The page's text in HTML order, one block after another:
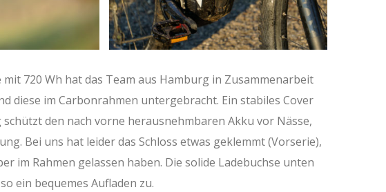
720 Wh hat das Team aus Hamburg in Zusammenarbeit
diese im Carbonrahmen untergebracht. Ein stabiles Cover
schützt den nach vorne herausnehmbaren Akku vor Nässe,
Bei uns hat leider das Schloss etwas geklemmt (Vorserie),
im Rahmen gelassen haben. Die solide Ladebuchse unten
ein bequemes Aufladen zu.